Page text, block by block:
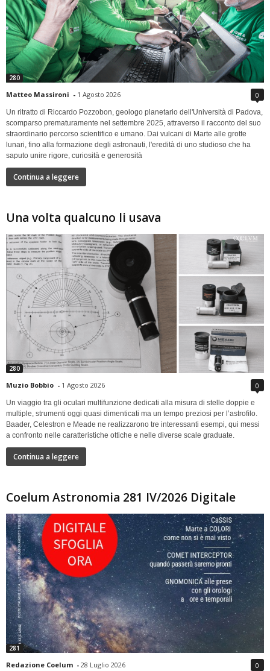
280
Matteo Massironi - 1 Agosto 2026 0
Un ritratto di Riccardo Pozzobon, geologo planetario dell'Università di Padova,
scomparso prematuramente nel settembre 2025, attraverso il racconto del suo
straordinario percorso scientifico e umano. Dai vulcani di Marte alle grotte
lunari, fino alla formazione degli astronauti, l'eredità di uno studioso che ha
saputo unire rigore, curiosità e generosità
Continua a leggere
Una volta qualcuno li usava
280
Muzio Bobbio - 1 Agosto 2026 0
Un viaggio tra gli oculari multifunzione dedicati alla misura di stelle doppie e
multiple, strumenti oggi quasi dimenticati ma un tempo preziosi per l’astrofilo.
Baader, Celestron e Meade ne realizzarono tre interessanti esempi, qui messi
a confronto nelle caratteristiche ottiche e nelle diverse scale graduate.
Continua a leggere
Coelum Astronomia 281 IV/2026 Digitale
281
Redazione Coelum - 28 Luglio 2026 0